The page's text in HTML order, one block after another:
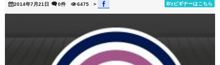
2014年7月21日 B'zビギナーはこちら
0件 6475 >